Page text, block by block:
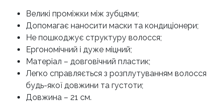
Великі проміжки між зубцями;
Допомагає наносити маски та кондиціонери;
Не пошкоджує структуру волосся;
Ергономічний і дуже міцний;
Матеріал – довговічний пластик;
Легко справляється з розплутуванням волосся
будь-якої довжини та густоти;
Довжина – 21 см.